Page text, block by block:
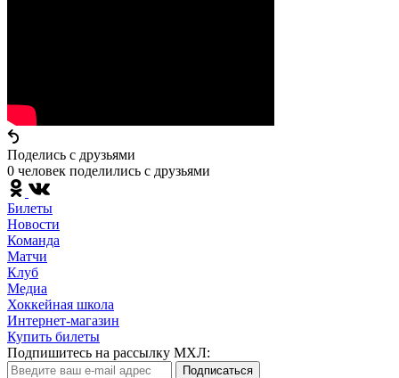
Поделись c друзьями
0 человек поделились c друзьями
Билеты
Новости
Команда
Матчи
Клуб
Медиа
Хоккейная школа
Интернет-магазин
Купить билеты
Подпишитесь на рассылку МХЛ:
Подписаться